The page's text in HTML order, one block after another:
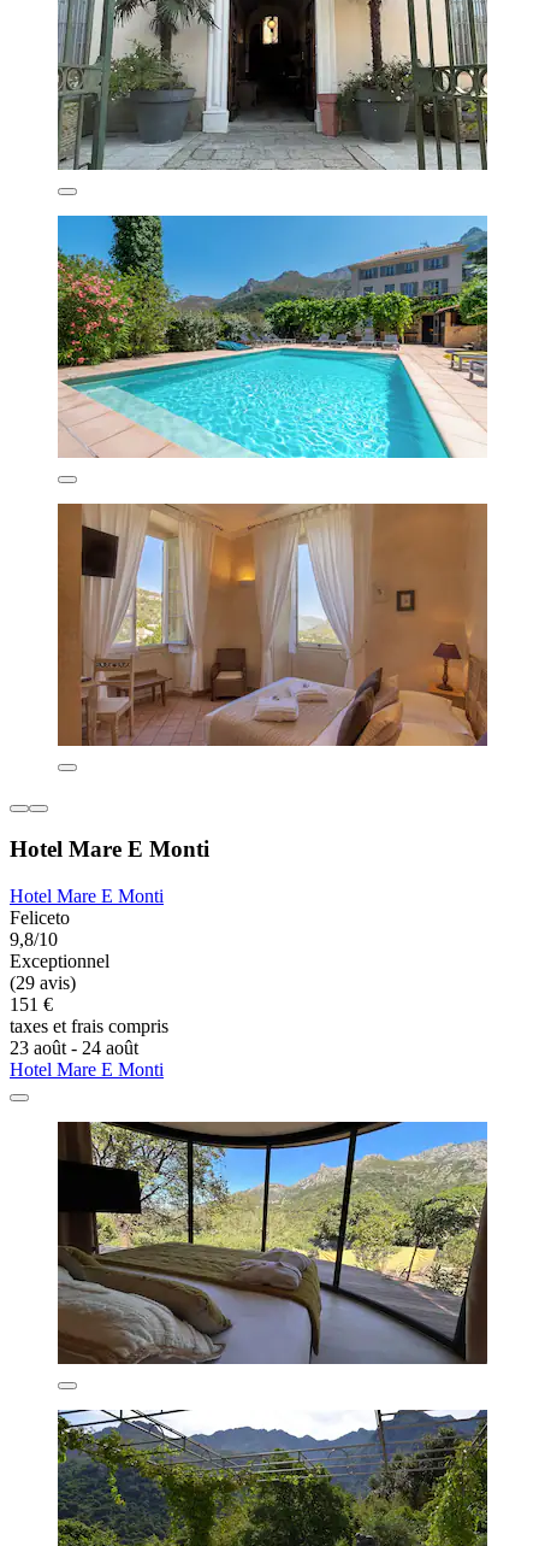
Hotel Mare E Monti
Hotel Mare E Monti
Feliceto
9,8/10
Exceptionnel
(29 avis)
151 €
taxes et frais compris
23 août - 24 août
Hotel Mare E Monti